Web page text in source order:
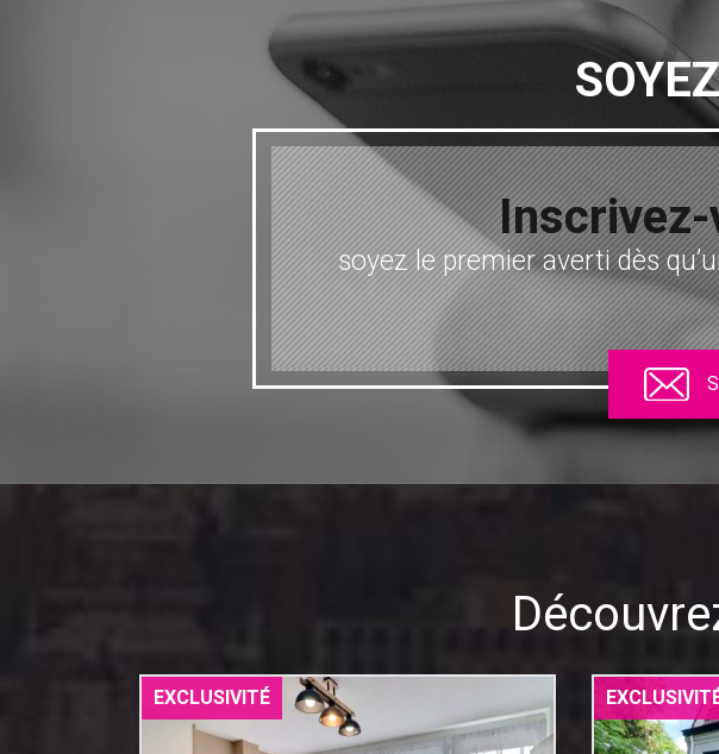
soyez le premier averti dès
EXCLUSIVITÉ